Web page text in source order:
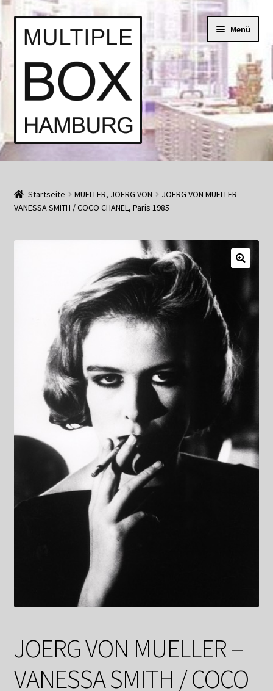
Zur
Navigation
Springe
zum
Menü
Start
AGB
Datenschutzerklärung
Impressum
Linkliste
Mein Konto
Mitglieder
Newsletter
Warenkorb
Widerrufsbelehrung
Startseite MUELLER, JOERG VON
JOERG VON MUELLER –
VANESSA SMITH / COCO CHANEL, Paris 1985
JOERG VON MUELLER –
VANESSA SMITH / COCO